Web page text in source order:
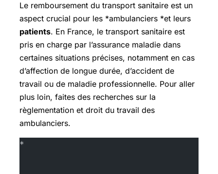
Le remboursement du transport sanitaire est un
aspect crucial pour les *ambulanciers *et leurs
patients. En France, le transport sanitaire est
pris en charge par l’assurance maladie dans
certaines situations précises, notamment en cas
d’affection de longue durée, d’accident de
travail ou de maladie professionnelle. Pour aller
plus loin, faites des recherches sur la
règlementation et droit du travail des
ambulanciers.
*